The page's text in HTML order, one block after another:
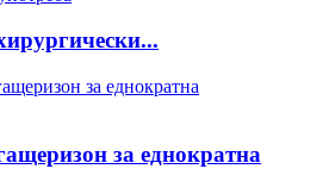
за еднократна